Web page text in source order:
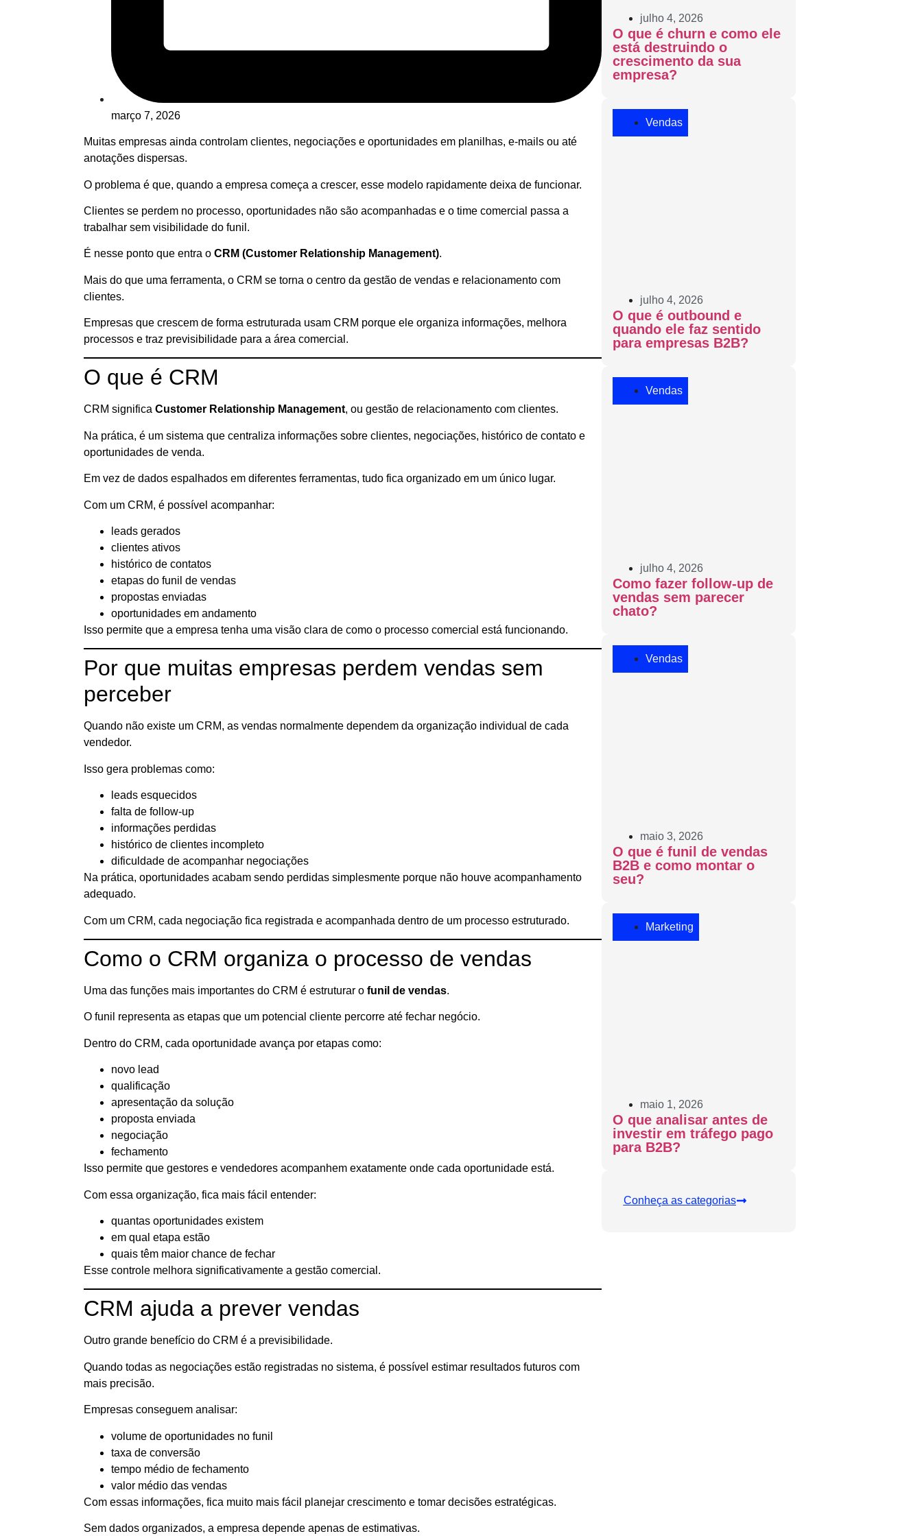
março 7, 2026
Muitas empresas ainda controlam clientes, negociações e oportunidades em planilhas, e-mails ou até
anotações dispersas.
O problema é que, quando a empresa começa a crescer, esse modelo rapidamente deixa de funcionar.
Clientes se perdem no processo, oportunidades não são acompanhadas e o time comercial passa a
trabalhar sem visibilidade do funil.
É nesse ponto que entra o CRM (Customer Relationship Management).
Mais do que uma ferramenta, o CRM se torna o centro da gestão de vendas e relacionamento com
clientes.
Empresas que crescem de forma estruturada usam CRM porque ele organiza informações, melhora
processos e traz previsibilidade para a área comercial.
O que é CRM
CRM significa Customer Relationship Management, ou gestão de relacionamento com clientes.
Na prática, é um sistema que centraliza informações sobre clientes, negociações, histórico de contato e
oportunidades de venda.
Em vez de dados espalhados em diferentes ferramentas, tudo fica organizado em um único lugar.
Com um CRM, é possível acompanhar:
leads gerados
clientes ativos
histórico de contatos
etapas do funil de vendas
propostas enviadas
oportunidades em andamento
Isso permite que a empresa tenha uma visão clara de como o processo comercial está funcionando.
Por que muitas empresas perdem vendas sem
perceber
Quando não existe um CRM, as vendas normalmente dependem da organização individual de cada
vendedor.
Isso gera problemas como:
leads esquecidos
falta de follow-up
informações perdidas
histórico de clientes incompleto
dificuldade de acompanhar negociações
Na prática, oportunidades acabam sendo perdidas simplesmente porque não houve acompanhamento
adequado.
Com um CRM, cada negociação fica registrada e acompanhada dentro de um processo estruturado.
Como o CRM organiza o processo de vendas
Uma das funções mais importantes do CRM é estruturar o funil de vendas.
O funil representa as etapas que um potencial cliente percorre até fechar negócio.
Dentro do CRM, cada oportunidade avança por etapas como:
novo lead
qualificação
apresentação da solução
proposta enviada
negociação
fechamento
Isso permite que gestores e vendedores acompanhem exatamente onde cada oportunidade está.
Com essa organização, fica mais fácil entender:
quantas oportunidades existem
em qual etapa estão
quais têm maior chance de fechar
Esse controle melhora significativamente a gestão comercial.
CRM ajuda a prever vendas
Outro grande benefício do CRM é a previsibilidade.
Quando todas as negociações estão registradas no sistema, é possível estimar resultados futuros com
mais precisão.
Empresas conseguem analisar:
volume de oportunidades no funil
taxa de conversão
tempo médio de fechamento
valor médio das vendas
Com essas informações, fica muito mais fácil planejar crescimento e tomar decisões estratégicas.
Sem dados organizados, a empresa depende apenas de estimativas.
julho 4, 2026
O que é churn e como ele
está destruindo o
crescimento da sua
empresa?
Vendas
julho 4, 2026
O que é outbound e
quando ele faz sentido
para empresas B2B?
Vendas
julho 4, 2026
Como fazer follow-up de
vendas sem parecer
chato?
Vendas
maio 3, 2026
O que é funil de vendas
B2B e como montar o
seu?
Marketing
maio 1, 2026
O que analisar antes de
investir em tráfego pago
para B2B?
Conheça as categorias